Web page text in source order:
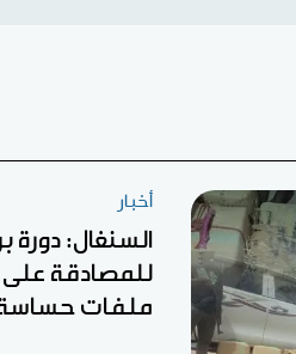
أخبار
السنغال: دورة
ملفات